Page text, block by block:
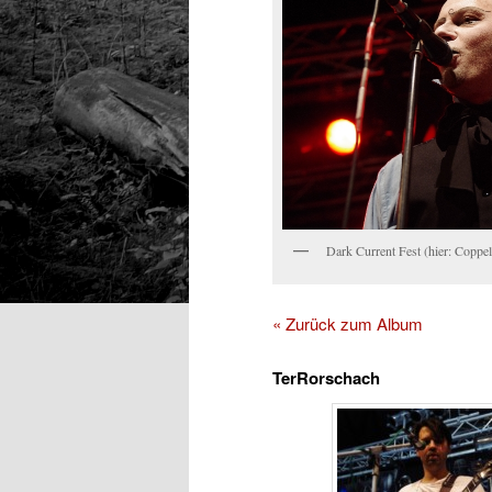
Dark Current Fest (hier:
« Zurück zum Album
TerRorschach